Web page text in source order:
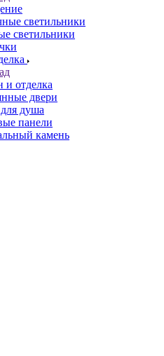
светильники
светильники
и отделка
двери
душа
панели
камень